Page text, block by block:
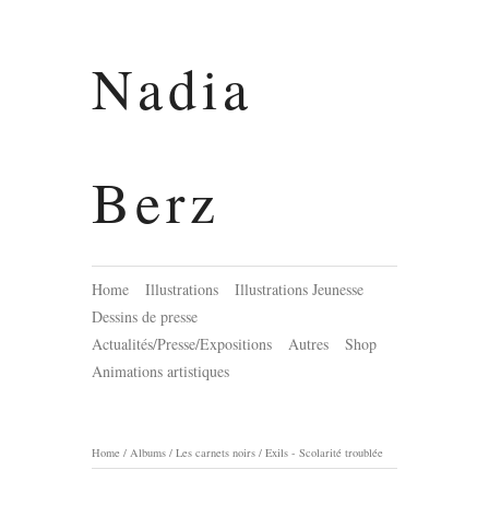
Nadia
Berz
Home Illustrations
Illustrations Jeunesse
Dessins de presse
Actualités/Presse/Expositions
Autres
Shop
Animations artistiques
Home / Albums / Les carnets noirs / Exils - Scolarité troublée